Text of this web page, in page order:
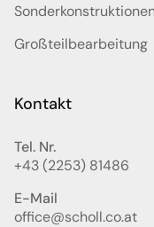
Großteilbearbeitung
Kontakt
Tel. Nr.
+43 (2253) 81486
E-Mail
office@scholl.co.at